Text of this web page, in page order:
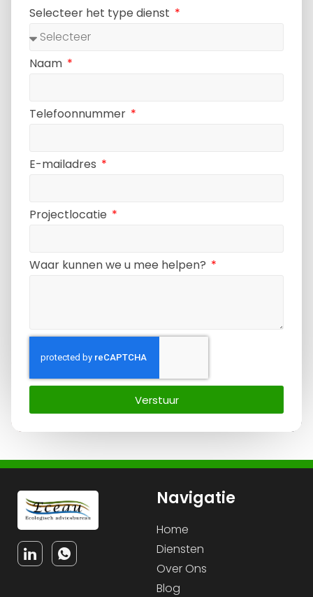
Selecteer het type dienst
Naam
Telefoonnummer
E-mailadres
Projectlocatie
Waar kunnen we u mee helpen?
Verstuur
Navigatie
Home
Diensten
Over Ons
Blog